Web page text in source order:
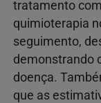
tratamento
quimioterapia
seguimento,
demonstrando
doença.
que as